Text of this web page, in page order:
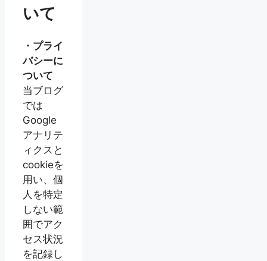
いて
・プライ
バシーに
ついて
当ブログ
では
Google
アナリテ
ィクスと
cookieを
用い、個
人を特定
しない範
囲でアク
セス状況
を記録し